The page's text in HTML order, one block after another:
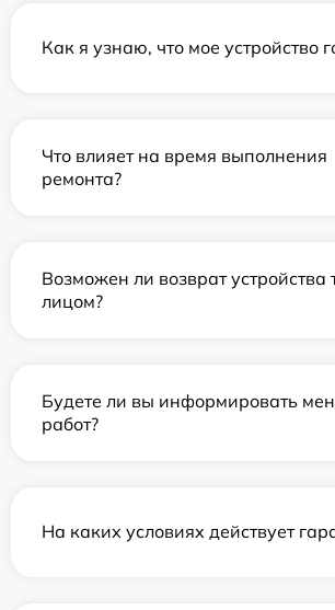
Как я узнаю, что мое устройство
Что влияет на время выполнения
ремонта?
Возможен ли возврат устройства
лицом?
Будете ли вы информировать
работ?
На каких условиях действует